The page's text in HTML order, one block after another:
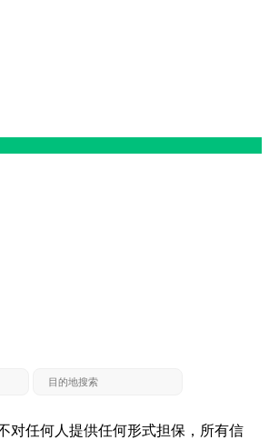
对任何人提供任何形式担保，所有信